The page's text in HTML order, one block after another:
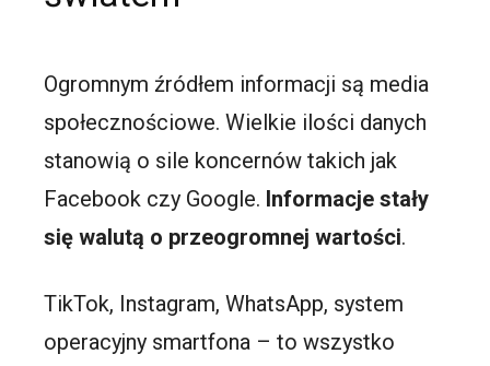
Ogromnym źródłem informacji są media
społecznościowe. Wielkie ilości danych
stanowią o sile koncernów takich jak
Facebook czy Google. Informacje stały
się walutą o przeogromnej wartości.
TikTok, Instagram, WhatsApp, system
operacyjny smartfona – to wszystko